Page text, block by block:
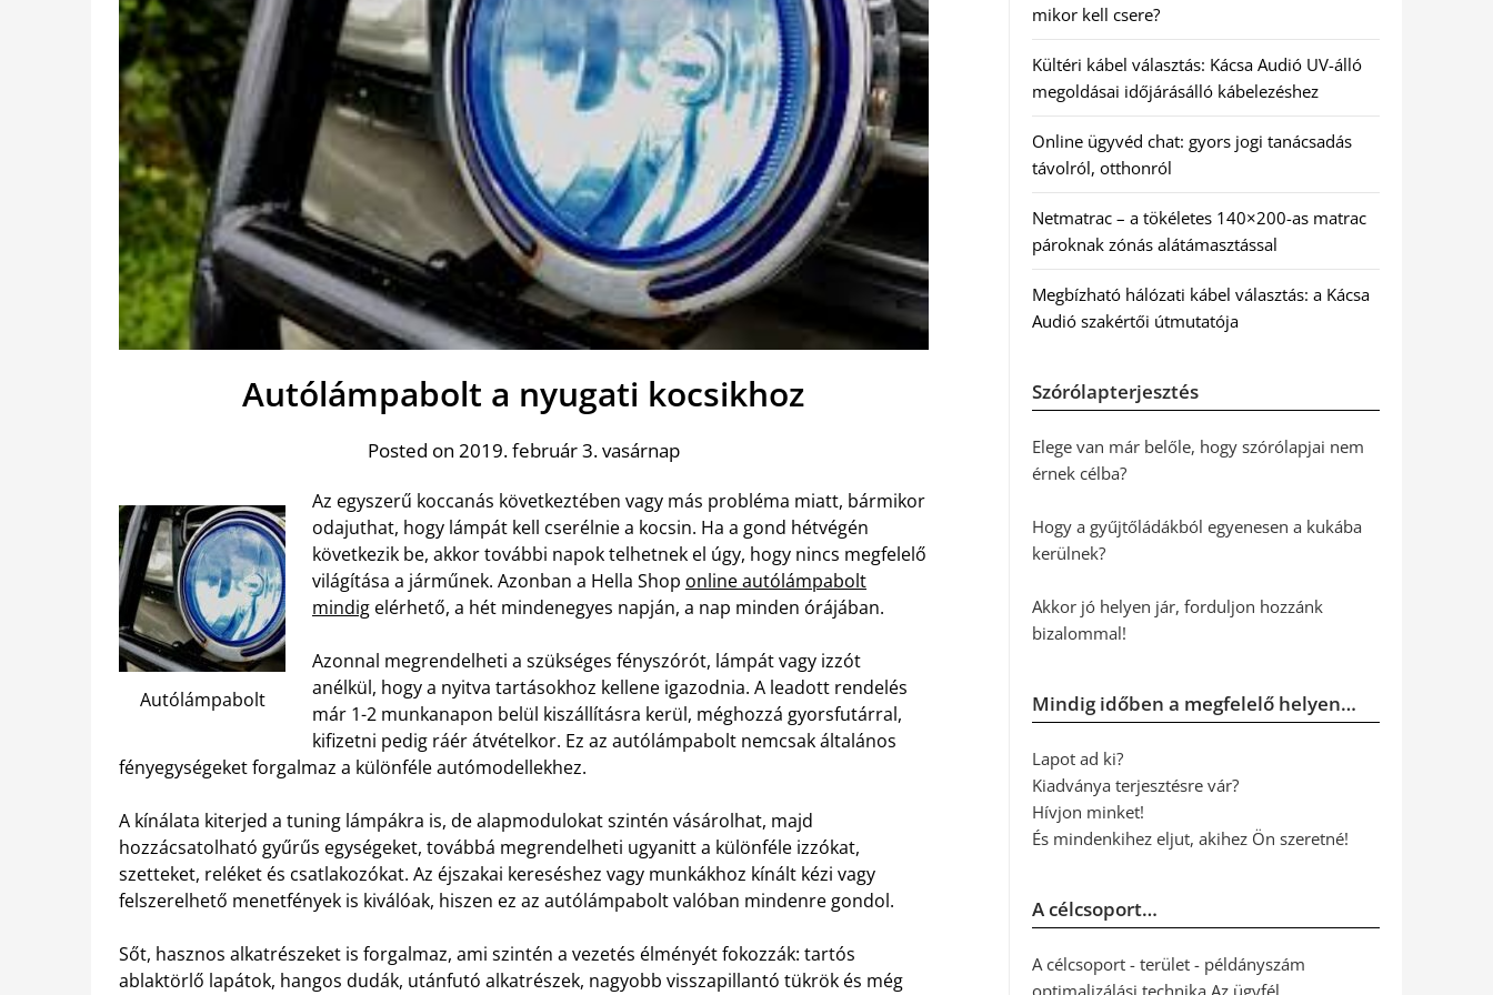
Autólámpabolt a nyugati kocsikhoz
Posted on 2019. február 3. vasárnap
Autólámpabolt
Az egyszerű koccanás következtében vagy más probléma miatt, bármikor
odajuthat, hogy lámpát kell cserélnie a kocsin. Ha a gond hétvégén
következik be, akkor további napok telhetnek el úgy, hogy nincs megfelelő
világítása a járműnek. Azonban a Hella Shop online autólámpabolt
mindig elérhető, a hét mindenegyes napján, a nap minden órájában.
Azonnal megrendelheti a szükséges fényszórót, lámpát vagy izzót
anélkül, hogy a nyitva tartásokhoz kellene igazodnia. A leadott rendelés
már 1-2 munkanapon belül kiszállításra kerül, méghozzá gyorsfutárral,
kifizetni pedig ráér átvételkor. Ez az autólámpabolt nemcsak általános
fényegységeket forgalmaz a különféle autómodellekhez.
A kínálata kiterjed a tuning lámpákra is, de alapmodulokat szintén vásárolhat, majd
hozzácsatolható gyűrűs egységeket, továbbá megrendelheti ugyanitt a különféle izzókat,
szetteket, reléket és csatlakozókat. Az éjszakai kereséshez vagy munkákhoz kínált kézi vagy
felszerelhető menetfények is kiválóak, hiszen ez az autólámpabolt valóban mindenre gondol.
Sőt, hasznos alkatrészeket is forgalmaz, ami szintén a vezetés élményét fokozzák: tartós
ablaktörlő lapátok, hangos dudák, utánfutó alkatrészek, nagyobb visszapillantó tükrök és még
mikor kell csere?
Kültéri kábel választás: Kácsa Audió UV-álló
megoldásai időjárásálló kábelezéshez
Online ügyvéd chat: gyors jogi tanácsadás
távolról, otthonról
Netmatrac – a tökéletes 140×200-as matrac
pároknak zónás alátámasztással
Megbízható hálózati kábel választás: a Kácsa
Audió szakértői útmutatója
Szórólapterjesztés
Elege van már belőle, hogy szórólapjai nem
érnek célba?
Hogy a gyűjtőládákból egyenesen a kukába
kerülnek?
Akkor jó helyen jár, forduljon hozzánk
bizalommal!
Mindig időben a megfelelő helyen…
Lapot ad ki?
Kiadványa terjesztésre vár?
Hívjon minket!
És mindenkihez eljut, akihez Ön szeretné!
A célcsoport…
A célcsoport - terület - példányszám
optimalizálási technika Az ügyfél